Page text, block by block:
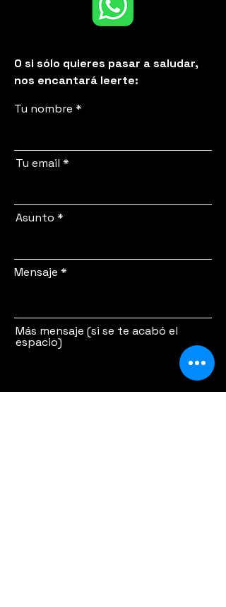
O si sólo quieres pasar a saludar,
nos encantará leerte:
Tu nombre
Tu email
Asunto
Mensaje
Más mensaje (si se te acabó el
espacio)